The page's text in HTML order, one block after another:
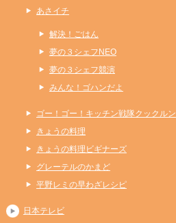
あさイチ
解決！ごはん
夢の３シェフNEO
夢の３シェフ競演
みんな！ゴハンだよ
ゴー！ゴー！キッチン戦隊クックルン
きょうの料理
きょうの料理ビギナーズ
グレーテルのかまど
平野レミの早わざレシピ
日本テレビ